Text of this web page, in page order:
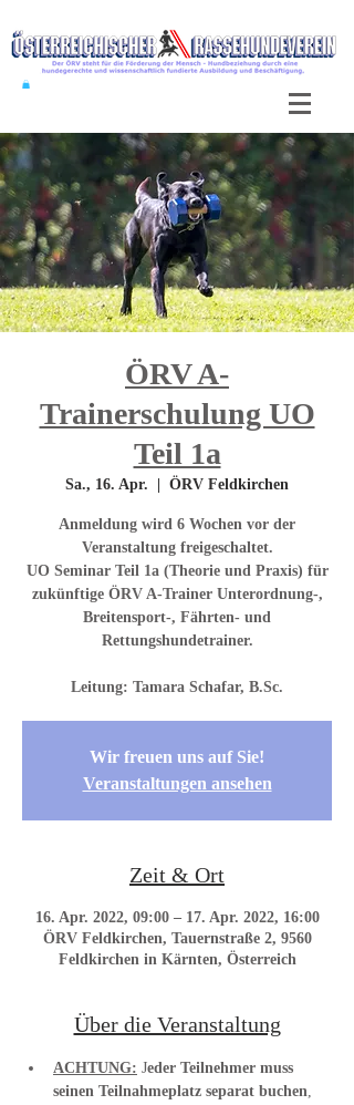
ÖRV A-
Trainerschulung UO
Teil 1a
Sa., 16. Apr. ÖRV Feldkirchen
Anmeldung wird 6 Wochen vor der
Veranstaltung freigeschaltet.
UO Seminar Teil 1a (Theorie und Praxis) für
zukünftige ÖRV A-Trainer Unterordnung-,
Breitensport-, Fährten- und
Rettungshundetrainer.
Wir freuen uns auf Sie!
Veranstaltungen ansehen
Zeit & Ort
16. Apr. 2022, 09:00 – 17. Apr. 2022, 16:00
ÖRV Feldkirchen, Tauernstraße 2, 9560
Feldkirchen in Kärnten, Österreich
Über die Veranstaltung
ACHTUNG: Jeder Teilnehmer muss
seinen Teilnahmeplatz separat buchen,